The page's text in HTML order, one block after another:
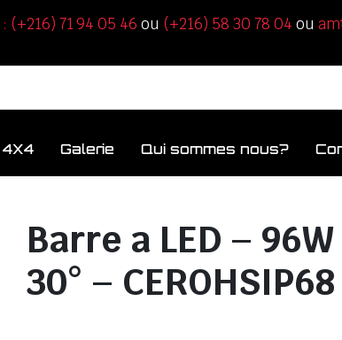
(+216) 71 94 05 46 ou (+216) 58 30 78 04 ou
Galerie Qui sommes nous?
Barre a LED –
30° –